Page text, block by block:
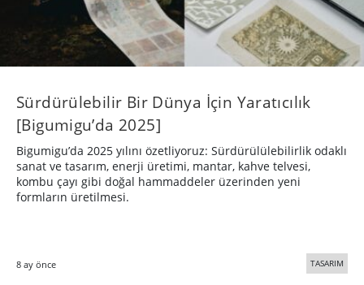
Sürdürülebilir Bir Dünya İçin Yaratıcılık
[Bigumigu’da 2025]
Bigumigu’da 2025 yılını özetliyoruz: Sürdürülülebilirlik odaklı
sanat ve tasarım, enerji üretimi, mantar, kahve telvesi,
kombu çayı gibi doğal hammaddeler üzerinden yeni
formların üretilmesi.
8 ay önce TASARIM